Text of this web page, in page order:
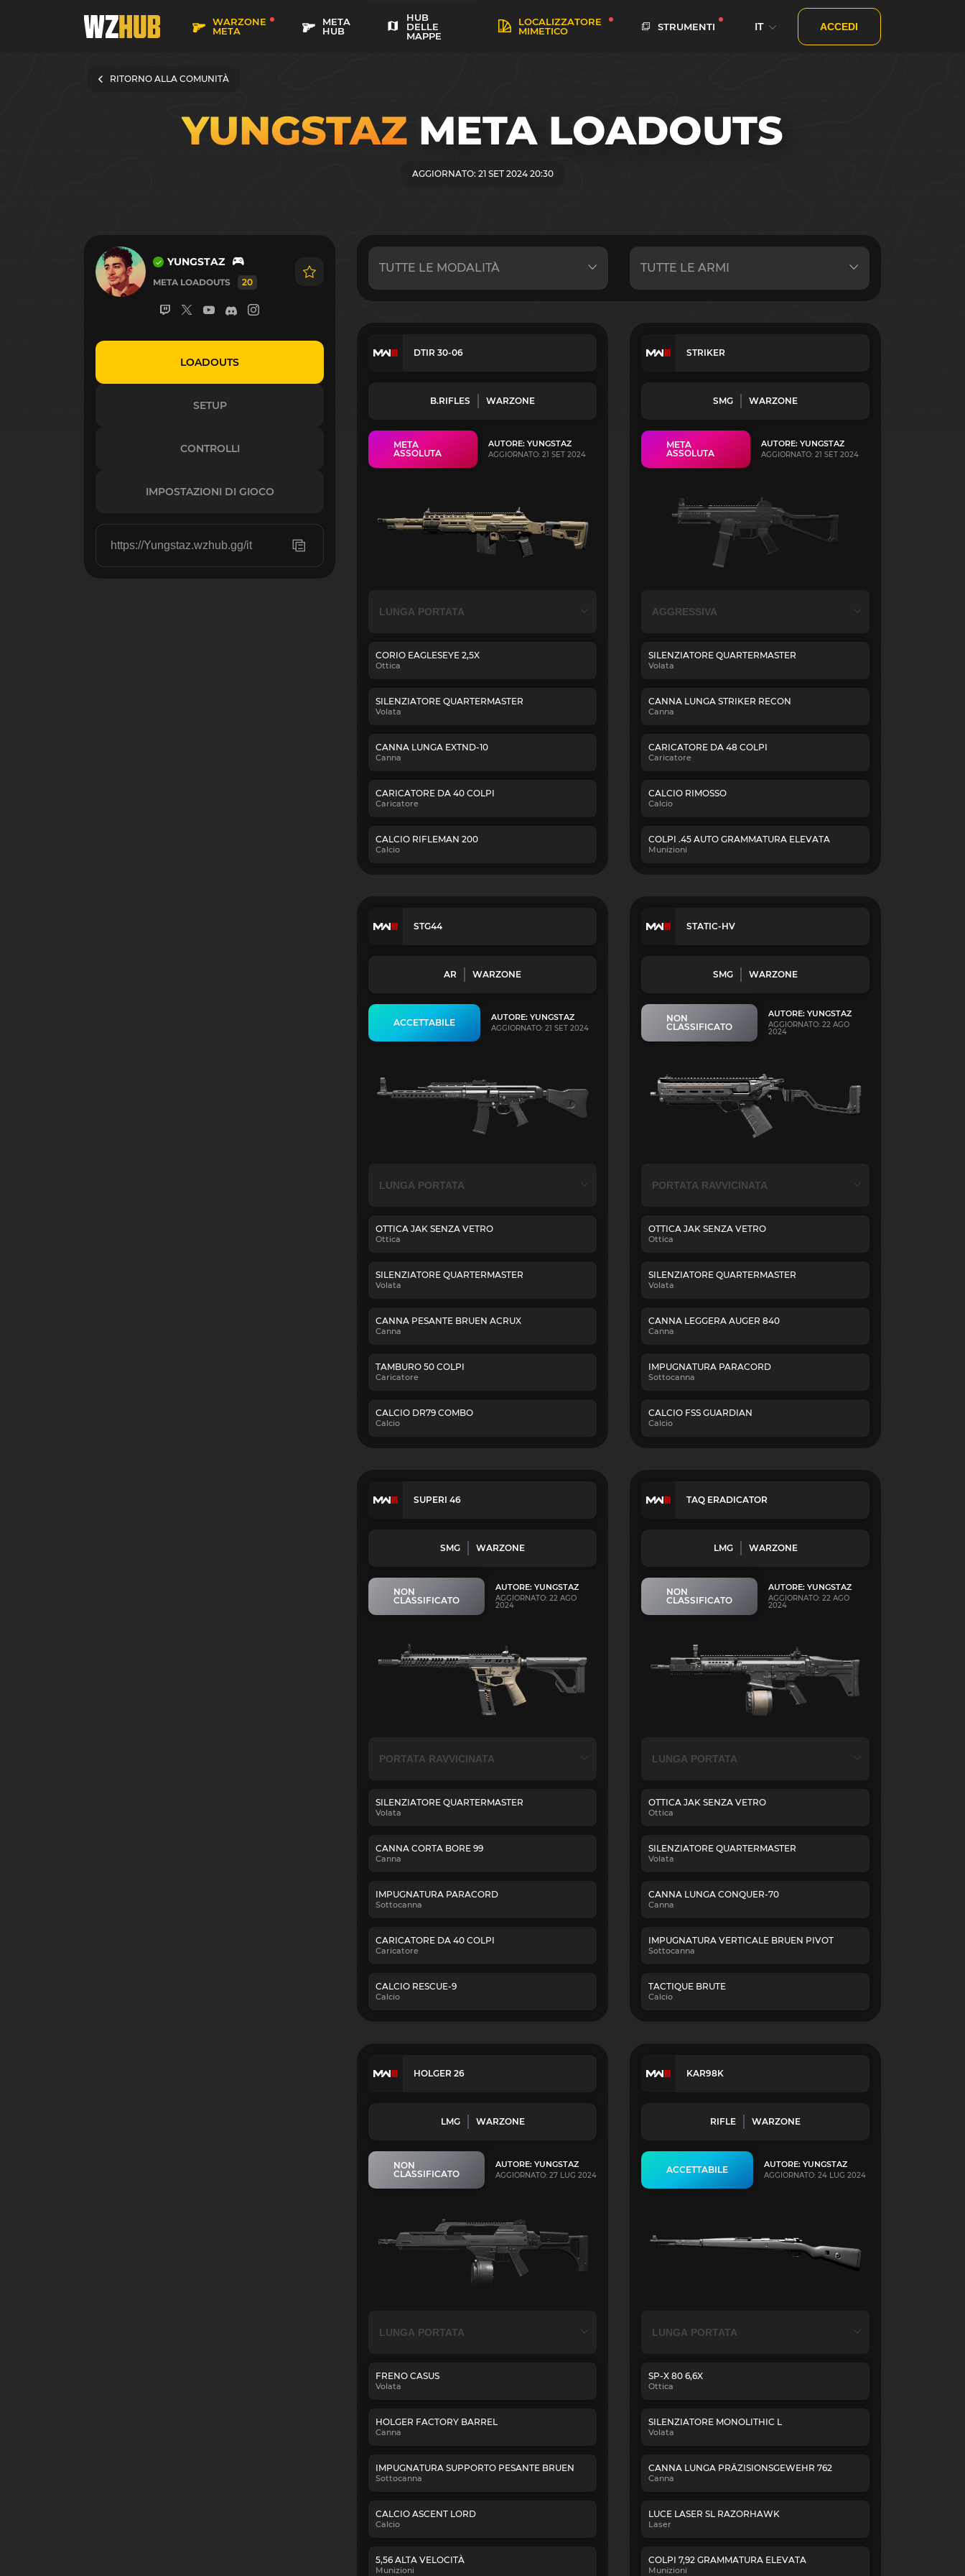
WARZONE
META
META
HUB
HUB
DELLE
MAPPE
LOCALIZZATORE
MIMETICO
STRUMENTI IT ACCEDI
RITORNO ALLA COMUNITÀ
YUNGSTAZ META LOADOUTS
AGGIORNATO: 21 SET 2024 20:30
YUNGSTAZ
META LOADOUTS 20
LOADOUTS
SETUP
CONTROLLI
IMPOSTAZIONI DI GIOCO
DTIR 30-06
B.RIFLES WARZONE
META
ASSOLUTA
AUTORE: YUNGSTAZ
AGGIORNATO: 21 SET 2024
CORIO EAGLESEYE 2,5X
Ottica
SILENZIATORE QUARTERMASTER
Volata
CANNA LUNGA EXTND-10
Canna
CARICATORE DA 40 COLPI
Caricatore
CALCIO RIFLEMAN 200
Calcio
STRIKER
SMG WARZONE
META
ASSOLUTA
AUTORE: YUNGSTAZ
AGGIORNATO: 21 SET 2024
SILENZIATORE QUARTERMASTER
Volata
CANNA LUNGA STRIKER RECON
Canna
CARICATORE DA 48 COLPI
Caricatore
CALCIO RIMOSSO
Calcio
COLPI .45 AUTO GRAMMATURA ELEVATA
Munizioni
STG44
AR WARZONE
ACCETTABILE AUTORE: YUNGSTAZ
AGGIORNATO: 21 SET 2024
OTTICA JAK SENZA VETRO
Ottica
SILENZIATORE QUARTERMASTER
Volata
CANNA PESANTE BRUEN ACRUX
Canna
TAMBURO 50 COLPI
Caricatore
CALCIO DR79 COMBO
Calcio
STATIC-HV
SMG WARZONE
NON
CLASSIFICATO
AUTORE: YUNGSTAZ
AGGIORNATO: 22 AGO
2024
OTTICA JAK SENZA VETRO
Ottica
SILENZIATORE QUARTERMASTER
Volata
CANNA LEGGERA AUGER 840
Canna
IMPUGNATURA PARACORD
Sottocanna
CALCIO FSS GUARDIAN
Calcio
SUPERI 46
SMG WARZONE
NON
CLASSIFICATO
AUTORE: YUNGSTAZ
AGGIORNATO: 22 AGO
2024
SILENZIATORE QUARTERMASTER
Volata
CANNA CORTA BORE 99
Canna
IMPUGNATURA PARACORD
Sottocanna
CARICATORE DA 40 COLPI
Caricatore
CALCIO RESCUE-9
Calcio
TAQ ERADICATOR
LMG WARZONE
NON
CLASSIFICATO
AUTORE: YUNGSTAZ
AGGIORNATO: 22 AGO
2024
OTTICA JAK SENZA VETRO
Ottica
SILENZIATORE QUARTERMASTER
Volata
CANNA LUNGA CONQUER-70
Canna
IMPUGNATURA VERTICALE BRUEN PIVOT
Sottocanna
TACTIQUE BRUTE
Calcio
HOLGER 26
LMG WARZONE
NON
CLASSIFICATO
AUTORE: YUNGSTAZ
AGGIORNATO: 27 LUG 2024
FRENO CASUS
Volata
HOLGER FACTORY BARREL
Canna
IMPUGNATURA SUPPORTO PESANTE BRUEN
Sottocanna
CALCIO ASCENT LORD
Calcio
5,56 ALTA VELOCITÀ
Munizioni
KAR98K
RIFLE WARZONE
ACCETTABILE AUTORE: YUNGSTAZ
AGGIORNATO: 24 LUG 2024
SP-X 80 6,6X
Ottica
SILENZIATORE MONOLITHIC L
Volata
CANNA LUNGA PRÄZISIONSGEWEHR 762
Canna
LUCE LASER SL RAZORHAWK
Laser
COLPI 7,92 GRAMMATURA ELEVATA
Munizioni